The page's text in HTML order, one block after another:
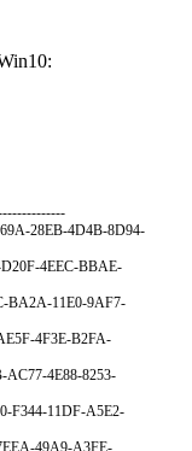
-------------
-28EB-4D4B-8D94-
D20F-4EEC-BBAE-
-BA2A-11E0-9AF7-
-4F3E-B2FA-
-AC77-4E88-8253-
-F344-11DF-A5E2-
-49A9-A3FE-